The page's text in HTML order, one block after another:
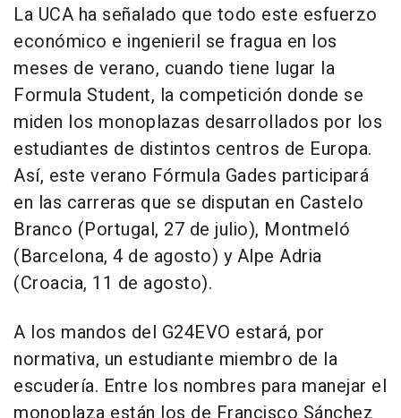
La UCA ha señalado que todo este esfuerzo
económico e ingenieril se fragua en los
meses de verano, cuando tiene lugar la
Formula Student, la competición donde se
miden los monoplazas desarrollados por los
estudiantes de distintos centros de Europa.
Así, este verano Fórmula Gades participará
en las carreras que se disputan en Castelo
Branco (Portugal, 27 de julio), Montmeló
(Barcelona, 4 de agosto) y Alpe Adria
(Croacia, 11 de agosto).
A los mandos del G24EVO estará, por
normativa, un estudiante miembro de la
escudería. Entre los nombres para manejar el